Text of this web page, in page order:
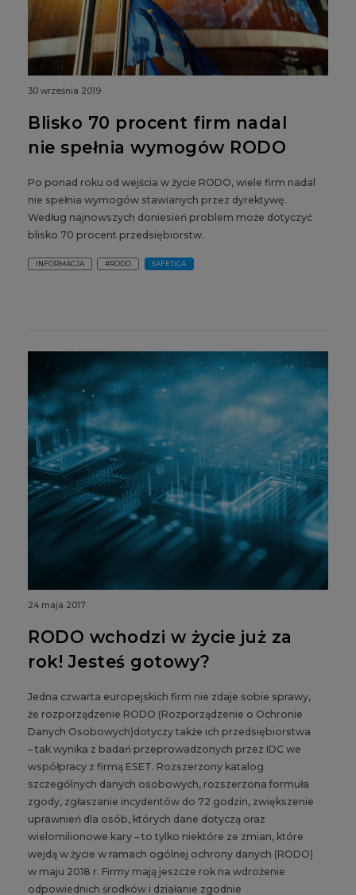
30 września 2019
Blisko 70 procent firm nadal
nie spełnia wymogów RODO
Po ponad roku od wejścia w życie RODO, wiele firm nadal
nie spełnia wymogów stawianych przez dyrektywę.
Według najnowszych doniesień problem może dotyczyć
blisko 70 procent przedsiębiorstw.
INFORMACJA #RODO SAFETICA
24 maja 2017
RODO wchodzi w życie już za
rok! Jesteś gotowy?
Jedna czwarta europejskich firm nie zdaje sobie sprawy,
że rozporządzenie RODO (Rozporządzenie o Ochronie
Danych Osobowych)dotyczy także ich przedsiębiorstwa
– tak wynika z badań przeprowadzonych przez IDC we
współpracy z firmą ESET. Rozszerzony katalog
szczególnych danych osobowych, rozszerzona formuła
zgody, zgłaszanie incydentów do 72 godzin, zwiększenie
uprawnień dla osób, których dane dotyczą oraz
wielomilionowe kary – to tylko niektóre ze zmian, które
wejdą w życie w ramach ogólnej ochrony danych (RODO)
w maju 2018 r. Firmy mają jeszcze rok na wdrożenie
odpowiednich środków i działanie zgodnie